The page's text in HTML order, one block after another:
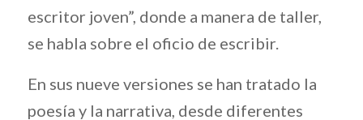
escritor joven”, donde a manera de taller,
se habla sobre el oficio de escribir.
En sus nueve versiones se han tratado la
poesía y la narrativa, desde diferentes